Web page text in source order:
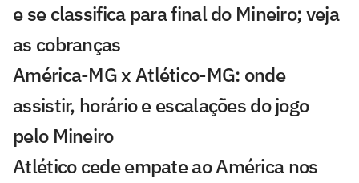
e se classifica para final do Mineiro; veja
as cobranças
América-MG x Atlético-MG: onde
assistir, horário e escalações do jogo
pelo Mineiro
Atlético cede empate ao América nos